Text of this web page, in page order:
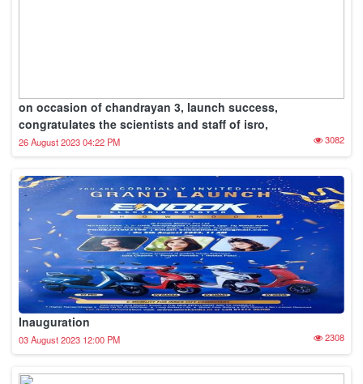
on occasion of chandrayan 3, launch success,
congratulates the scientists and staff of isro,
26 August 2023 04:22 PM 3082
Inauguration
03 August 2023 12:00 PM 2308